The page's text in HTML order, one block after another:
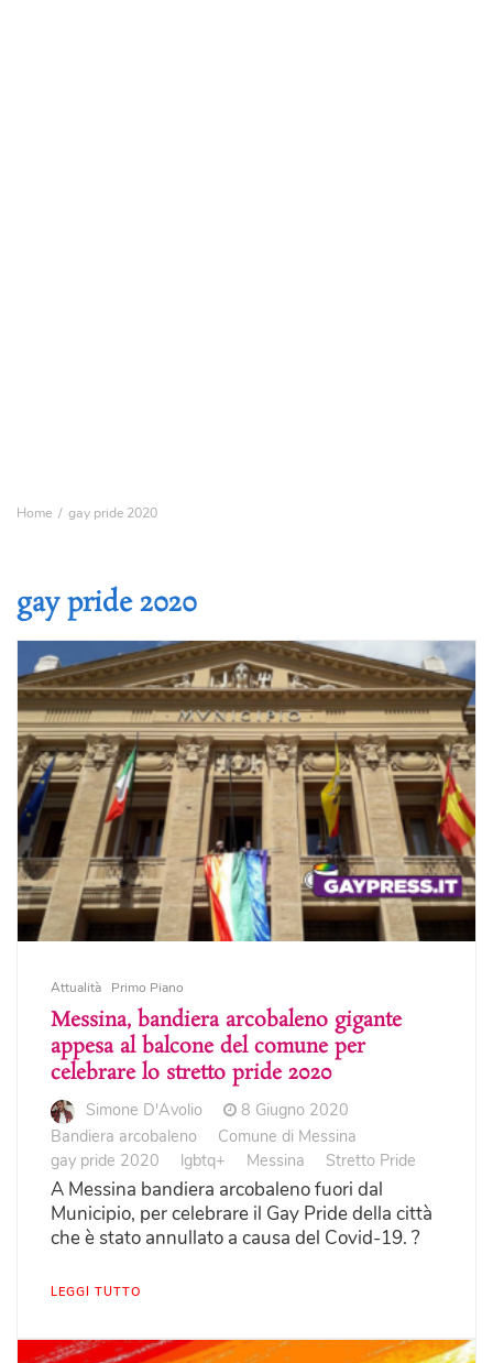
Home gay pride 2020
gay pride 2020
Attualità Primo Piano
Messina, bandiera arcobaleno gigante
appesa al balcone del comune per
celebrare lo stretto pride 2020
Simone D'Avolio
8 Giugno 2020
Bandiera arcobaleno
Comune di Messina
gay pride 2020
lgbtq+ Messina Stretto Pride
A Messina bandiera arcobaleno fuori dal
Municipio, per celebrare il Gay Pride della città
che è stato annullato a causa del Covid-19. ?
LEGGI TUTTO